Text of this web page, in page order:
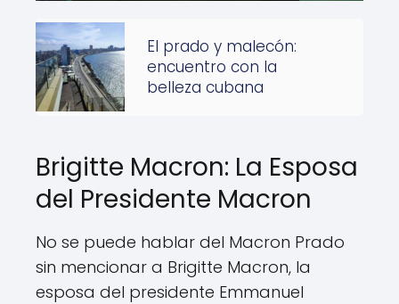
El prado y malecón:
encuentro con la
belleza cubana
Brigitte Macron: La Esposa
del Presidente Macron
No se puede hablar del Macron Prado
sin mencionar a Brigitte Macron, la
esposa del presidente Emmanuel